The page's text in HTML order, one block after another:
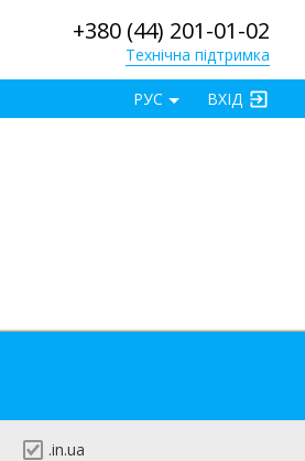
+380 (44) 201-01-02
Технічна підтримка
ВХІД
РУС
.in.ua